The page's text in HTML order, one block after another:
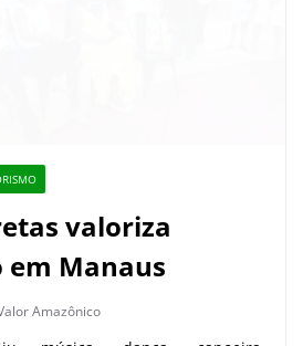
valoriza
Manaus
Amazônico